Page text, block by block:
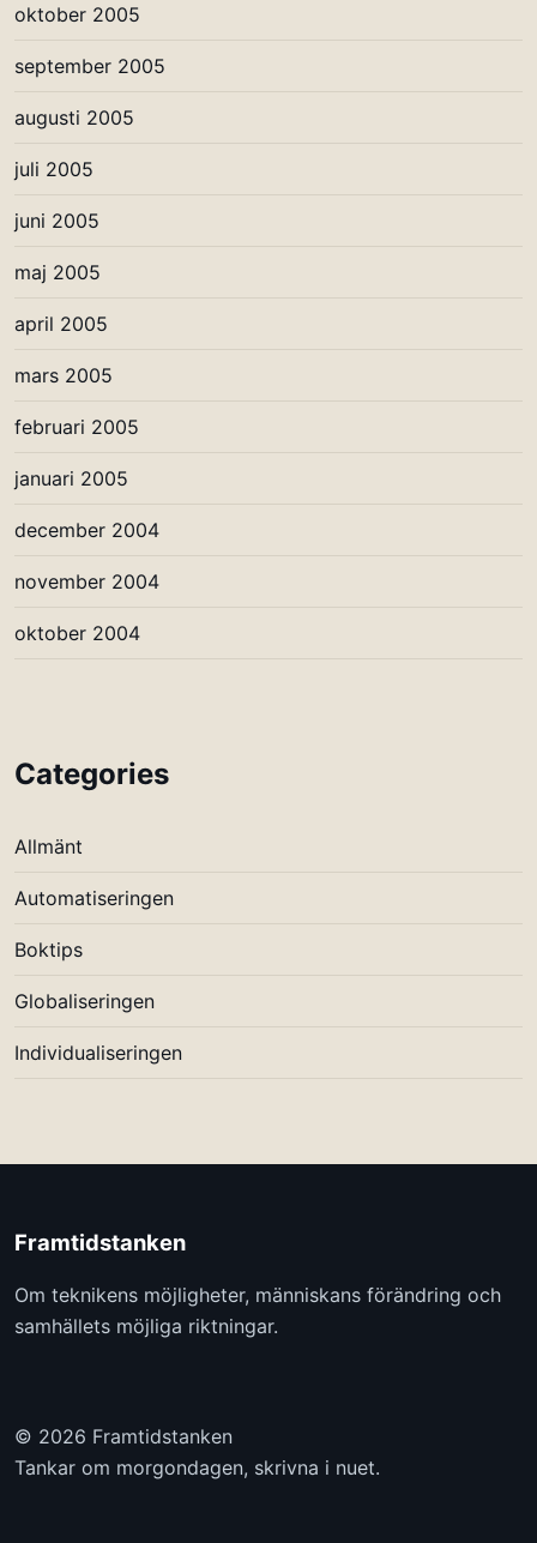
oktober 2005
september 2005
augusti 2005
juli 2005
juni 2005
maj 2005
april 2005
mars 2005
februari 2005
januari 2005
december 2004
november 2004
oktober 2004
Categories
Allmänt
Automatiseringen
Boktips
Globaliseringen
Individualiseringen
Framtidstanken
Om teknikens möjligheter, människans förändring och
samhällets möjliga riktningar.
© 2026 Framtidstanken
Tankar om morgondagen, skrivna i nuet.